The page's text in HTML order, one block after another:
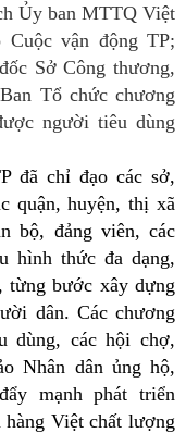
Ủy ban MTTQ Việt
vận động TP;
Sở Công thương,
Tổ chức chương
người tiêu dùng
đã chỉ đạo các sở,
quận, huyện, thị xã
bộ, đảng viên, các
hình thức đa dạng,
từng bước xây dựng
dân. Các chương
dùng, các hội chợ,
Nhân dân ủng hộ,
mạnh phát triển
Việt chất lượng